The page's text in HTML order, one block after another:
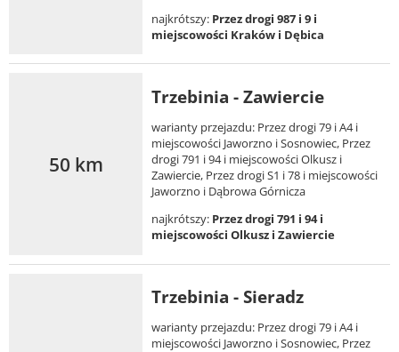
najkrótszy: Przez drogi 987 i 9 i
miejscowości Kraków i Dębica
50 km
Trzebinia - Zawiercie
warianty przejazdu: Przez drogi 79 i A4 i
miejscowości Jaworzno i Sosnowiec, Przez
drogi 791 i 94 i miejscowości Olkusz i
Zawiercie, Przez drogi S1 i 78 i miejscowości
Jaworzno i Dąbrowa Górnicza
najkrótszy: Przez drogi 791 i 94 i
miejscowości Olkusz i Zawiercie
Trzebinia - Sieradz
warianty przejazdu: Przez drogi 79 i A4 i
miejscowości Jaworzno i Sosnowiec, Przez